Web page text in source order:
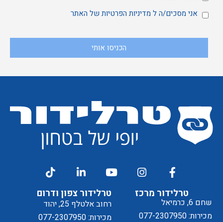
מאשר
קבלת
דיוור
אני
ל
אני מסכים/ה ל מדיניות הפרטיות של האתר
הכניסו אותי
טרלידור מרכז
שחם 6, כרמיאל
מכירות: 077-2307950
טרלידור צפון ודרום
רחוב אלטלף 25, יהוד
מכירות: 077-2307950